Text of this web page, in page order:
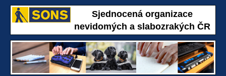
Sjednocená organizace
nevidomých a slabozrakých ČR